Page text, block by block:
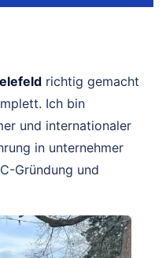
richtig gemacht
Ich bin
und internationaler
in unternehmer
Gründung und